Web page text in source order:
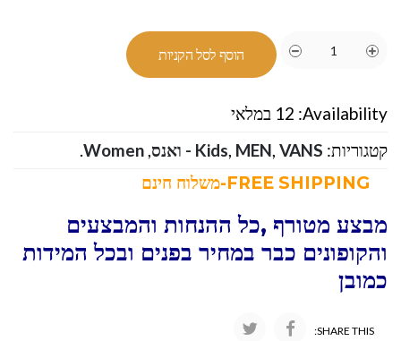
הוסף לסל הקניות
Availability: 12 במלאי
קטגוריות:
Kids, MEN, VANS - ואנס ,
Women
.
מבצע מטורף ,כל ההנחות והמבצעים
והקופונים כבר במחיר בפנים ובכל המידות
כמובן
SHARE THIS: